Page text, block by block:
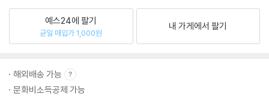
예스24에 팔기
균일 매입가 1,000원
내 가게에서 팔기
해외배송 가능
문화비소득공제 가능